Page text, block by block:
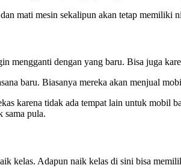
mati mesin sekalipun akan tetap memiliki
mengganti dengan yang baru. Bisa juga
baru. Biasanya mereka akan menjual
karena tidak ada tempat lain untuk mobil
sama pula.
kelas. Adapun naik kelas di sini bisa